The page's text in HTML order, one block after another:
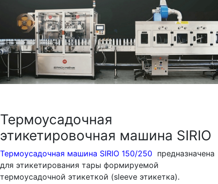
Термоусадочная
этикетировочная машина SIRIO
Термоусадочная машина SIRIO 150/250 предназначена
для этикетирования тары формируемой
термоусадочной этикеткой (sleeve этикетка).